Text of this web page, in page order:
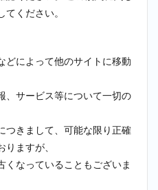
ください。
どによって他のサイトに移動
、サービス等について一切の
つきまして、可能な限り正確
ますが、
くなっていることもございま